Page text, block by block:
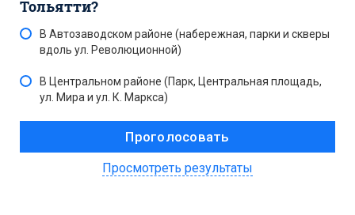
Тольятти?
В Автозаводском районе (набережная, парки и скверы
вдоль ул. Революционной)
В Центральном районе (Парк, Центральная площадь,
ул. Мира и ул. К. Маркса)
Просмотреть результаты